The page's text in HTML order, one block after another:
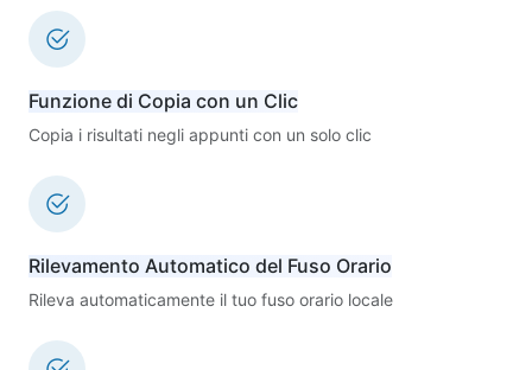
Funzione di Copia con un Clic
Copia i risultati negli appunti con un solo clic
Rilevamento Automatico del Fuso Orario
Rileva automaticamente il tuo fuso orario locale